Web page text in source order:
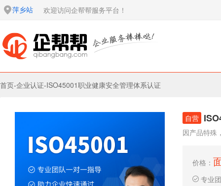
萍乡站 欢迎访问企帮帮服务平台！
首页-企业认证-ISO45001职业健康安全管理体系认证
自营
因产品特殊
价格：
专业